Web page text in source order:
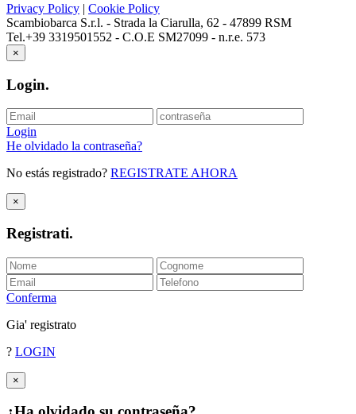
Privacy Policy | Cookie Policy
Scambiobarca S.r.l. - Strada la Ciarulla, 62 - 47899 RSM
Tel.+39 3319501552 - C.O.E SM27099 - n.r.e. 573
×
Login.
Login
He olvidado la contraseña?
No estás registrado? REGISTRATE AHORA
×
Registrati.
Conferma
Gia' registrato
? LOGIN
×